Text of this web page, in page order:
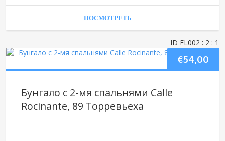
ПОСМОТРЕТЬ
ID FL002 : 2 : 1
€54,00
Бунгало с 2-мя спальнями Calle
Rocinante, 89 Торревьеха